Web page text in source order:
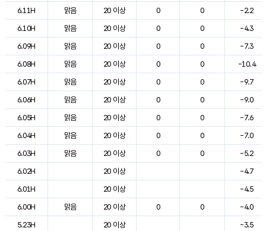
6.11H
맑음 20 이상 0 0
-2.2
6.10H
맑음 20 이상 0 0
-4.3
6.09H
맑음 20 이상 0 0
-7.3
6.08H
맑음 20 이상 0 0
-10.4
6.07H
맑음 20 이상 0 0
-9.7
6.06H
맑음 20 이상 0 0
-9.0
6.05H
맑음 20 이상 0 0
-7.6
6.04H
맑음 20 이상 0 0
-7.0
6.03H
맑음 20 이상 0 0
-5.2
6.02H
20 이상
-4.7
6.01H
20 이상
-4.5
6.00H
맑음 20 이상 0 0
-4.0
5.23H
20 이상
-3.5